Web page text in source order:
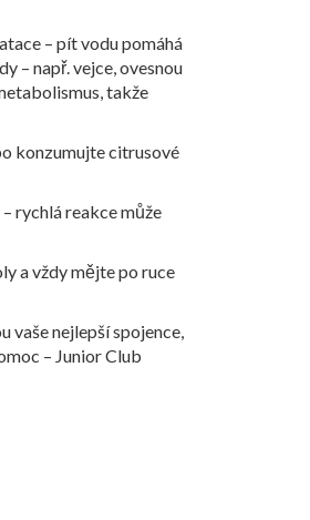
– pít vodu pomáhá
– např. vejce, ovesnou
takže
konzumujte citrusové
rychlá reakce může
a vždy mějte po ruce
vaše nejlepší spojence,
– Junior Club